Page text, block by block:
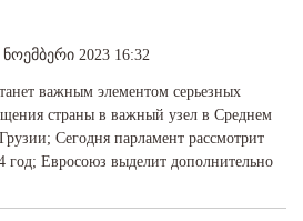
2023 16:32
важным элементом серьезных
страны в важный узел в Среднем
Сегодня парламент рассмотрит
год; Евросоюз выделит дополнительно